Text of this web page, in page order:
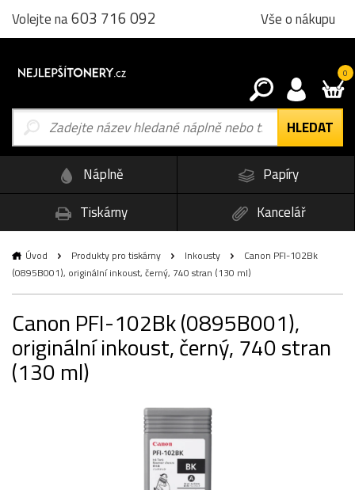
Volejte na603 716 092 Vše o nákupu
0
Náplně
Papíry
Tiskárny
Kancelář
Úvod Produkty pro tiskárny Inkousty
Canon PFI-102Bk
(0895B001), originální inkoust, černý, 740 stran (130 ml)
Canon PFI-102Bk (0895B001),
originální inkoust, černý, 740 stran
(130 ml)